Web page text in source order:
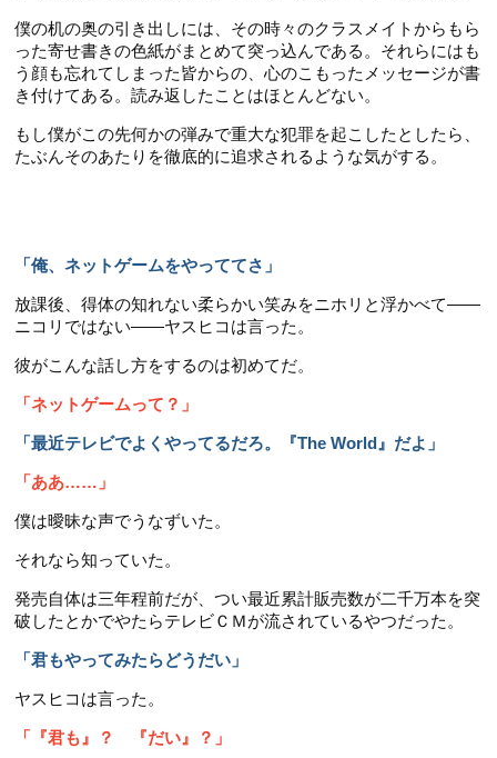
僕の机の奥の引き出しには、その時々のクラスメイトからもら
った寄せ書きの色紙がまとめて突っ込んである。それらにはも
う顔も忘れてしまった皆からの、心のこもったメッセージが書
き付けてある。読み返したことはほとんどない。
もし僕がこの先何かの弾みで重大な犯罪を起こしたとしたら、
たぶんそのあたりを徹底的に追求されるような気がする。
「俺、ネットゲームをやっててさ」
放課後、得体の知れない柔らかい笑みをニホリと浮かべて――
ニコリではない――ヤスヒコは言った。
彼がこんな話し方をするのは初めてだ。
「ネットゲームって？」
「最近テレビでよくやってるだろ。『The World』だよ」
「ああ……」
僕は曖昧な声でうなずいた。
それなら知っていた。
発売自体は三年程前だが、つい最近累計販売数が二千万本を突
破したとかでやたらテレビＣＭが流されているやつだった。
「君もやってみたらどうだい」
ヤスヒコは言った。
「『君も』？ 『だい』？」